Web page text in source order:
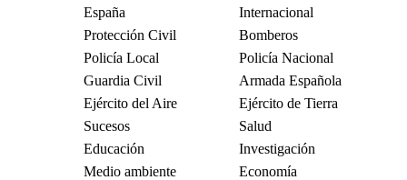
España
Internacional
Protección Civil
Bomberos
Policía Local
Policía Nacional
Guardia Civil
Armada Española
Ejército del Aire
Ejército de Tierra
Sucesos
Salud
Educación
Investigación
Medio ambiente
Economía